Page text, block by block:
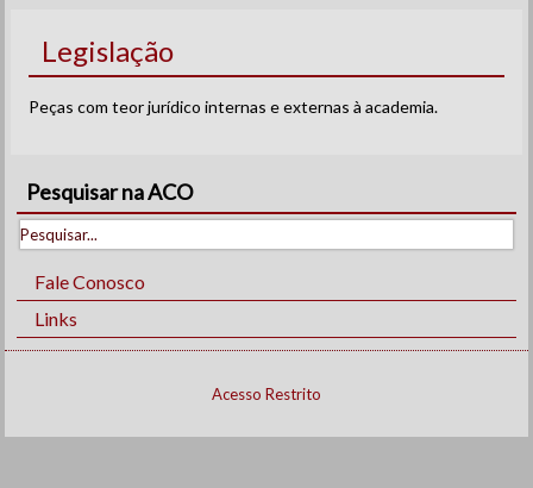
Legislação
Peças com teor jurídico internas e externas à academia.
Pesquisar na ACO
Fale Conosco
Links
Acesso Restrito